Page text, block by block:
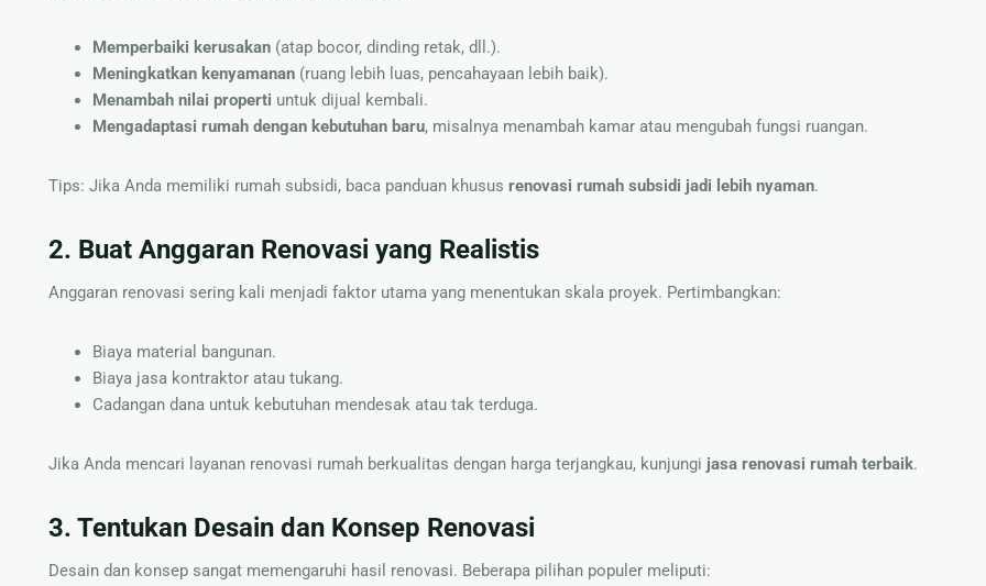
Memperbaiki kerusakan(atap bocor, dinding retak, dll.).
Meningkatkan kenyamanan(ruang lebih luas, pencahayaan lebih baik).
Menambah nilai properti untuk dijual kembali.
Mengadaptasi rumah dengan kebutuhan baru, misalnya menambah kamar atau mengubah fungsi ruangan.
Tips: Jika Anda memiliki rumah subsidi, baca panduan khusus renovasi rumah subsidi jadi lebih nyaman.
2. Buat Anggaran Renovasi yang Realistis
Anggaran renovasi sering kali menjadi faktor utama yang menentukan skala proyek. Pertimbangkan:
Biaya material bangunan.
Biaya jasa kontraktor atau tukang.
Cadangan dana untuk kebutuhan mendesak atau tak terduga.
Jika Anda mencari layanan renovasi rumah berkualitas dengan harga terjangkau, kunjungi jasa renovasi rumah terbaik.
3. Tentukan Desain dan Konsep Renovasi
Desain dan konsep sangat memengaruhi hasil renovasi. Beberapa pilihan populer meliputi: